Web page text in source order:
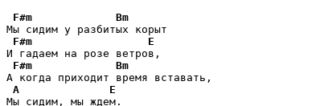
F#m
Bm
Мы сидим у разбитых корыт
F#m
E
И гадаем на розе ветров,
F#m
Bm
А когда приходит время вставать,
A
E
Мы сидим, мы ждем.